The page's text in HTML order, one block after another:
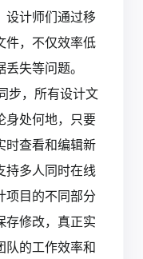
设计师们通过移
件，不仅效率低
失等问题。
步，所有设计文
身处何地，只要
时查看和编辑新
持多人同时在线
项目的不同部分
存修改，真正实
队的工作效率和